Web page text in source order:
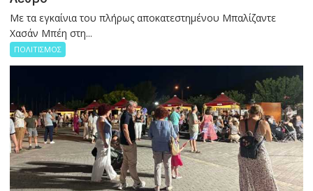
Με τα εγκαίνια του πλήρως αποκατεστημένου Μπαλίζαντε
Χασάν Μπέη στη...
ΠΟΛΙΤΙΣΜΟΣ